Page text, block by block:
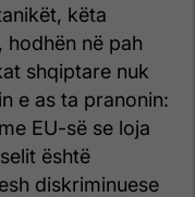
këta
në pah
shqiptare nuk
e as ta pranonin:
EU-së se loja
është
diskriminuese